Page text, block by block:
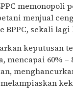
memonopoli
menjual
sekali lagi
keputusan
mencapai 60%